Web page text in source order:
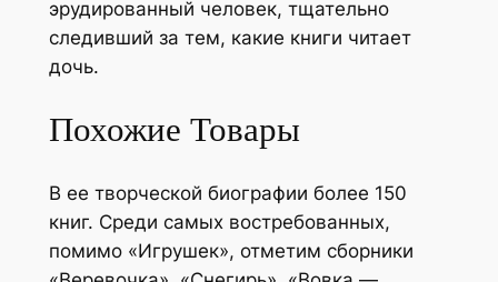
эрудированный человек, тщательно
следивший за тем, какие книги читает
дочь.
Похожие Товары
В ее творческой биографии более 150
книг. Среди самых востребованных,
помимо «Игрушек», отметим сборники